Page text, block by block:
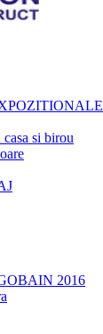
si birou
2016